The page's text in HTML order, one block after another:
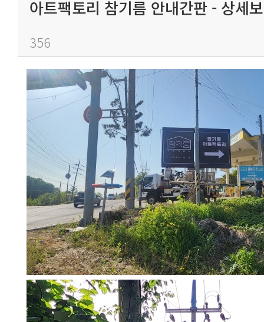
아트팩토리 참기름 안내간판 - 상세
356